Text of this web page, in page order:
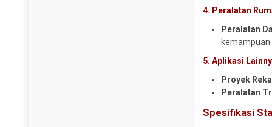
4. Peralatan
Peralatan
kemampuan
5.Aplikasi
Proyek
Peralatan
Spesifikasi